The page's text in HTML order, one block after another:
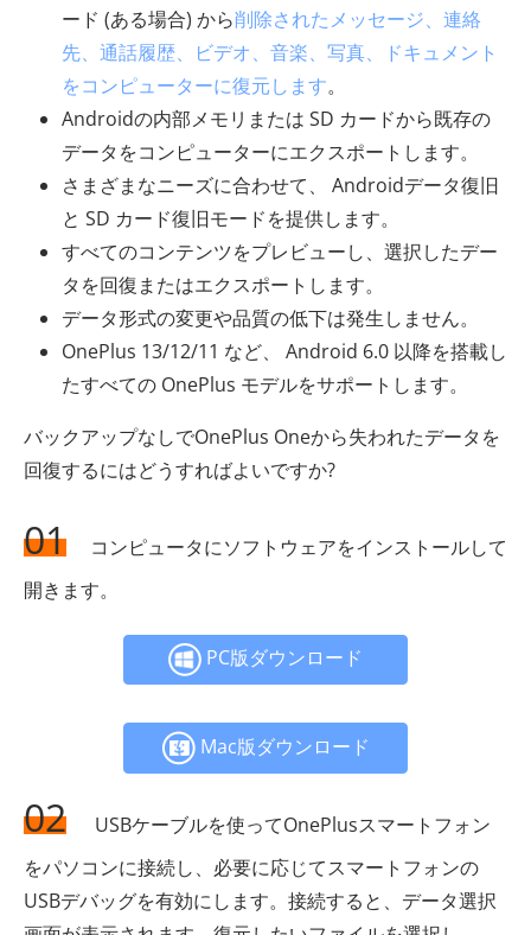
ード (ある場合) から削除されたメッセージ、連絡
先、通話履歴、ビデオ、音楽、写真、ドキュメント
をコンピューターに復元します。
Androidの内部メモリまたは SD カードから既存の
データをコンピューターにエクスポートします。
さまざまなニーズに合わせて、 Androidデータ復旧
と SD カード復旧モードを提供します。
すべてのコンテンツをプレビューし、選択したデー
タを回復またはエクスポートします。
データ形式の変更や品質の低下は発生しません。
OnePlus 13/12/11 など、 Android 6.0 以降を搭載し
たすべての OnePlus モデルをサポートします。
バックアップなしでOnePlus Oneから失われたデータを
回復するにはどうすればよいですか?
01
コンピュータにソフトウェアをインストールして
開きます。
PC版ダウンロード
Mac版ダウンロード
02
USBケーブルを使ってOnePlusスマートフォン
をパソコンに接続し、必要に応じてスマートフォンの
USBデバッグを有効にします。接続すると、データ選択